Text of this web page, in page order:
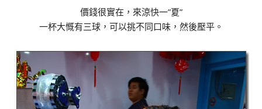
價錢很實在，來涼快一”夏”
一杯大慨有三球，可以挑不同口味，然後壓平。